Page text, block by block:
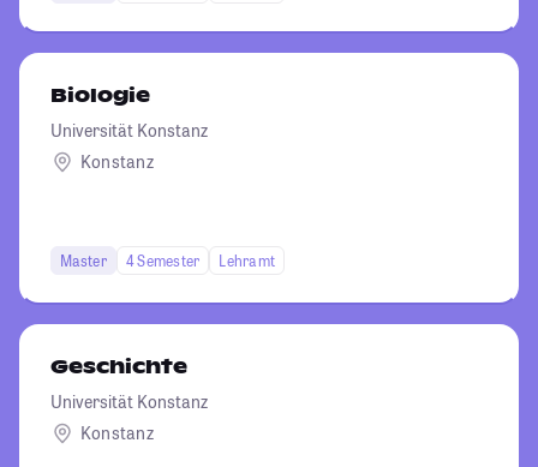
Biologie
Universität Konstanz
Konstanz
Master 4 Semester Lehramt
Geschichte
Universität Konstanz
Konstanz